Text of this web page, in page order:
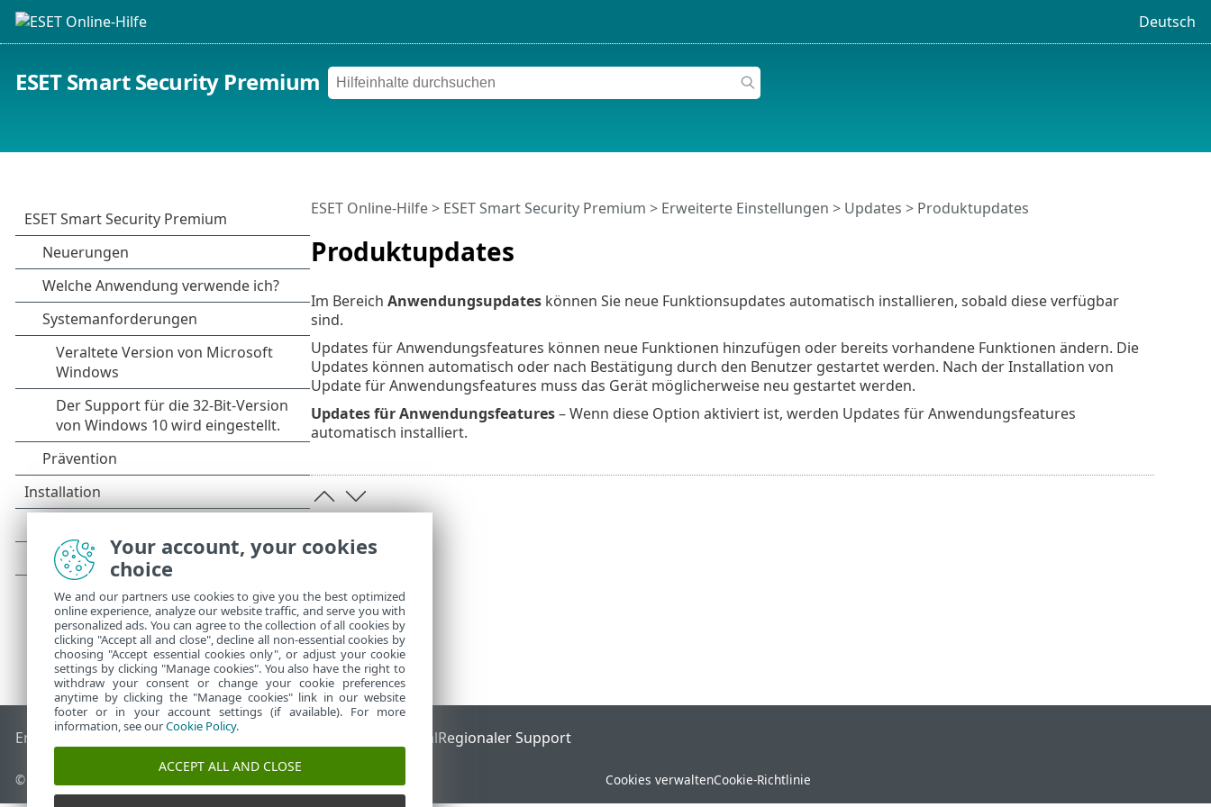
Deutsch
ESET Smart Security Premium
Produktupdates
ESET Online-Hilfe> ESET Smart Security Premium > Erweiterte Einstellungen > Updates > Produktupdates
Im Bereich Anwendungsupdateskönnen Sie neue Funktionsupdates automatisch installieren, sobald diese verfügbar
sind.
Updates für Anwendungsfeatures können neue Funktionen hinzufügen oder bereits vorhandene Funktionen ändern. Die
Updates können automatisch oder nach Bestätigung durch den Benutzer gestartet werden. Nach der Installation von
Update für Anwendungsfeatures muss das Gerät möglicherweise neu gestartet werden.
Updates für Anwendungsfeatures– Wenn diese Option aktiviert ist, werden Updates für Anwendungsfeatures
automatisch installiert.
End of Life ESET KnowledgebaseESET-Forum ESET Status PortalRegionaler Support
© 1992 - 2026 ESET, spol. s r. o. - Alle Rechte vorbehalten. Cookies verwaltenCookie-Richtlinie
Your account, your cookies
choice
We and our partners use cookies to give you the best optimized
online experience, analyze our website traffic, and serve you with
personalized ads. You can agree to the collection of all cookies by
clicking "Accept all and close", decline all non-essential cookies by
choosing "Accept essential cookies only", or adjust your cookie
settings by clicking "Manage cookies". You also have the right to
withdraw your consent or change your cookie preferences
anytime by clicking the "Manage cookies" link in our website
footer or in your account settings (if available). For more
information, see ourCookie Policy.
ACCEPT ALL AND CLOSE